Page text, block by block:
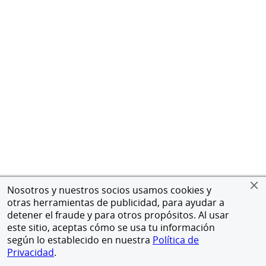
Nosotros y nuestros socios usamos cookies y
otras herramientas de publicidad, para ayudar a
detener el fraude y para otros propósitos. Al usar
este sitio, aceptas cómo se usa tu información
según lo establecido en nuestra Política de
Privacidad.